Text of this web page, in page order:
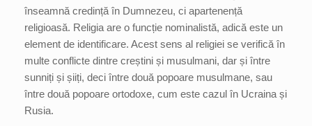
înseamnă credință în Dumnezeu, ci apartenență
religioasă. Religia are o funcție nominalistă, adică este un
element de identificare. Acest sens al religiei se verifică în
multe conflicte dintre creștini și musulmani, dar și între
sunniți și șiiți, deci între două popoare musulmane, sau
între două popoare ortodoxe, cum este cazul în Ucraina și
Rusia.